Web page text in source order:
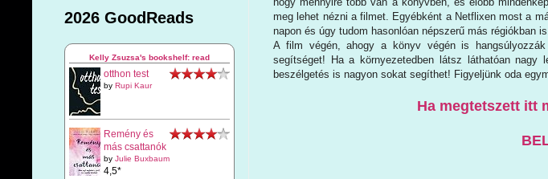
meg lehet nézni a filmet. Egyébként a Netflixen most a
napon és úgy tudom hasonlóan népszerű más régiókban is.
A film végén, ahogy a könyv végén is
segítséget! Ha a környezetedben látsz láthatóan
beszélgetés is nagyon sokat segíthet! Figyeljünk oda
Ha megtetszett itt
2026 GoodReads
Kelly Zsuzsa's bookshelf: read
otthon test
by Rupi Kaur
Remény és
más csattanók
by Julie Buxbaum
4,5*